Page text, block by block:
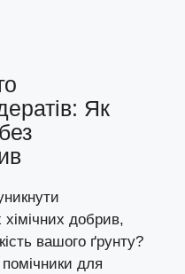
Як
добрив,
вашого ґрунту?
для